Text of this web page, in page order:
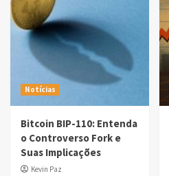
Notícias
Bitcoin BIP-110: Entenda
o Controverso Fork e
Suas Implicações
Kevin Paz